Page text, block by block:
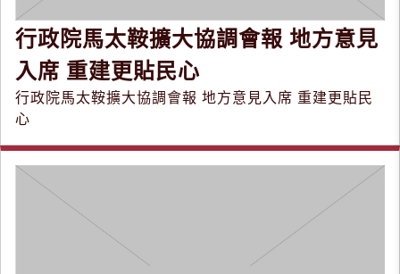
行政院馬太鞍擴大協調會報 地方意見
入席 重建更貼民心
行政院馬太鞍擴大協調會報 地方意見入席 重建更貼民
心